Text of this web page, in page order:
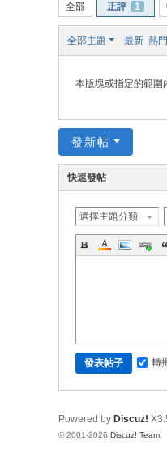
all
全部 正評 1
全部主題 最新 熱門
本版塊或指定的範圍
發新帖
快速發帖
選擇主題分類
發表帖子 轉
Powered by Discuz!
© 2001-2026 Discuz! Team